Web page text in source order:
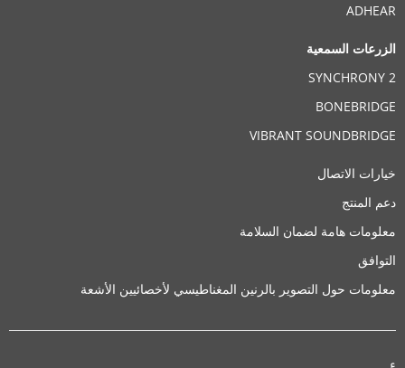
ADHEAR
الزرعات السمعية
SYNCHRONY 2
BONEBRIDGE
VIBRANT SOUNDBRIDGE
خيارات الاتصال
دعم المنتج
معلومات هامة لضمان السلامة
التوافق
معلومات حول التصوير بالرنين المغناطيسي لأخصائيين الأشعة